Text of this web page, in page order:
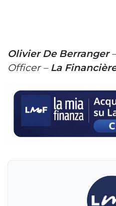
Olivier De Berranger
Officer –La